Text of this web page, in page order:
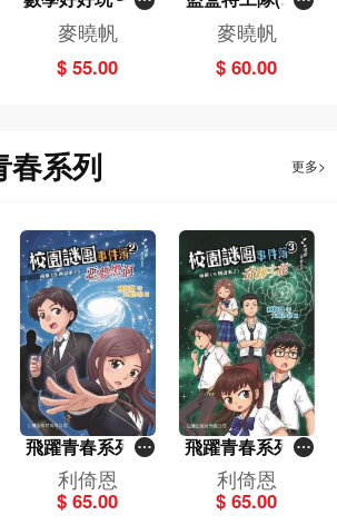
象先生蓋房子－
空間
麥曉帆
$ 55.00
[俠盜唐兄妹]
麥曉帆
$ 60.00
春系列 更多>
飛躍青春系列－
校園謎團事件簿2
_惡夢黑洞
利倚恩
$ 65.00
飛躍青春系列－
校園謎團事件簿3
_奇跡之花
利倚恩
$ 65.00